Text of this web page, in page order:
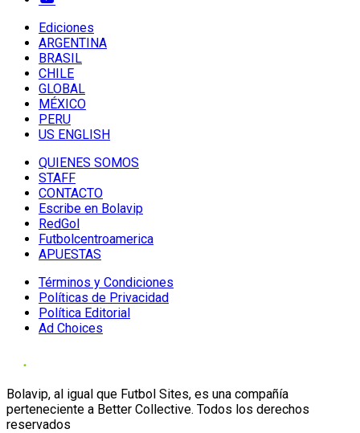
Ediciones
ARGENTINA
BRASIL
CHILE
GLOBAL
MÉXICO
PERU
US ENGLISH
QUIENES SOMOS
STAFF
CONTACTO
Escribe en Bolavip
RedGol
Futbolcentroamerica
APUESTAS
Términos y Condiciones
Políticas de Privacidad
Política Editorial
Ad Choices
Bolavip, al igual que Futbol Sites, es una compañía
perteneciente a Better Collective. Todos los derechos
reservados